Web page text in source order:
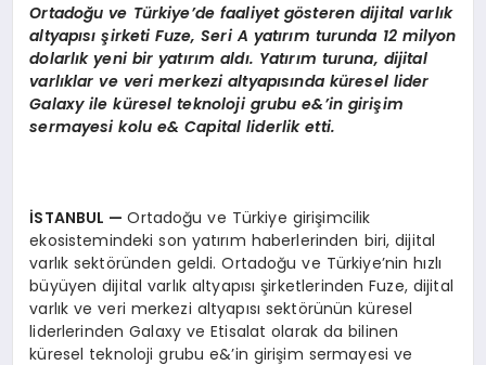
Ortadoğu ve Türkiye’de faaliyet gösteren dijital varlık
altyapısı şirketi Fuze, Seri A yatırım turunda 12 milyon
dolarlık yeni bir yatırım aldı. Yatırım turuna, dijital
varlıklar ve veri merkezi altyapısında küresel lider
Galaxy ile küresel teknoloji grubu e&’in girişim
sermayesi kolu e& Capital liderlik etti.
İSTANBUL —Ortadoğu ve Türkiye girişimcilik
ekosistemindeki son yatırım haberlerinden biri, dijital
varlık sektöründen geldi. Ortadoğu ve Türkiye’nin hızlı
büyüyen dijital varlık altyapısı şirketlerinden Fuze, dijital
varlık ve veri merkezi altyapısı sektörünün küresel
liderlerinden Galaxy ve Etisalat olarak da bilinen
küresel teknoloji grubu e&’in girişim sermayesi ve